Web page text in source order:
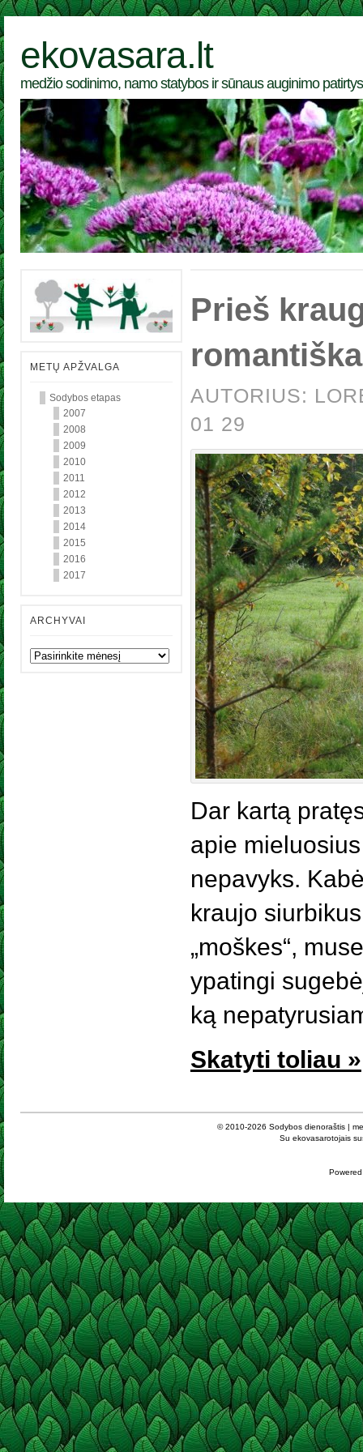
ekovasara.lt
medžio sodinimo, namo statybos ir sūnaus auginimo patirtys
METŲ APŽVALGA
Sodybos etapas
2007
2008
2009
2010
2011
2012
2013
2014
2015
2016
2017
ARCHYVAI
Archyvai
Prieš
AUTORIUS:
01 29
Dar kartą
apie
nepavyks.
kraujo
„moškes“,
ypatingi
ką
Skatyti toliau »
© 2010-2026 Sodybos dienoraštis |
Su ekovasarotojais